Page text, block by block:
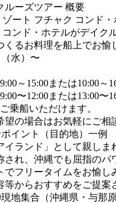
ルーズツアー 概要
ンド・ホテルがデイ
るお料理を船上でお愉
水）〜
～15:00または10:00～
〜12:00または13:00〜
乗船いただけます。
の場合はお気軽にご相
イント（目的地）一例
イランド」として親し
され、沖縄でも屈指の
でフリータイムをお愉
等からおすすめをご提案
地集合（沖縄県・与